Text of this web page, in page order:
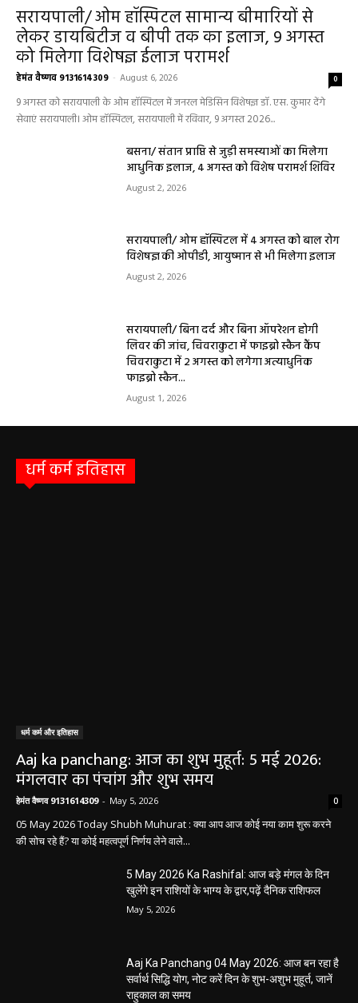
सरायपाली/ ओम हॉस्पिटल सामान्य बीमारियों से
लेकर डायबिटीज व बीपी तक का इलाज, 9 अगस्त
को मिलेगा विशेषज्ञ ईलाज परामर्श
हेमंत वैष्णव 9131614309 - August 6, 2026 0
9 अगस्त को सरायपाली के ओम हॉस्पिटल में जनरल मेडिसिन विशेषज्ञ डॉ. एस. कुमार देंगे
सेवाएं सरायपाली। ओम हॉस्पिटल, सरायपाली में रविवार, 9 अगस्त 2026...
बसना/ संतान प्राप्ति से जुड़ी समस्याओं का मिलेगा
आधुनिक इलाज, 4 अगस्त को विशेष परामर्श शिविर
August 2, 2026
सरायपाली/ ओम हॉस्पिटल में 4 अगस्त को बाल रोग
विशेषज्ञ की ओपीडी, आयुष्मान से भी मिलेगा इलाज
August 2, 2026
सरायपाली/ बिना दर्द और बिना ऑपरेशन होगी
लिवर की जांच, चिवराकुटा में फाइब्रो स्कैन कैंप
चिवराकुटा में 2 अगस्त को लगेगा अत्याधुनिक
फाइब्रो स्कैन...
August 1, 2026
धर्म कर्म इतिहास
धर्म कर्म और इतिहास
Aaj ka panchang: आज का शुभ मुहूर्त: 5 मई 2026:
मंगलवार का पंचांग और शुभ समय
हेमंत वैष्णव 9131614309 - May 5, 2026 0
05 May 2026 Today Shubh Muhurat : क्या आप आज कोई नया काम शुरू करने
की सोच रहे हैं? या कोई महत्वपूर्ण निर्णय लेने वाले...
5 May 2026 Ka Rashifal: आज बड़े मंगल के दिन
खुलेंगे इन राशियों के भाग्य के द्वार,पढ़ें दैनिक राशिफल
May 5, 2026
Aaj Ka Panchang 04 May 2026: आज बन रहा है
सर्वार्थ सिद्धि योग, नोट करें दिन के शुभ-अशुभ मुहूर्त, जानें
राहुकाल का समय